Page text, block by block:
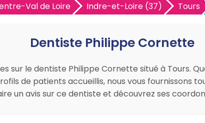
Val de Loire Indre-et-Loire (37) Tours
Dentiste Philippe Cornette
sur le dentiste Philippe Cornette situé à Tours.
de patients accueillis, nous vous fournissons
un avis sur ce dentiste et découvrez ses